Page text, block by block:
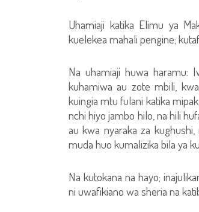
Uhamiaji katika Elimu ya
kuelekea mahali pengine;
Na uhamiaji huwa haramu:
kuhamiwa au zote mbili,
kuingia mtu fulani katika
nchi hiyo jambo hilo, na hili
au kwa nyaraka za
muda huo kumalizika bila ya
Na kutokana na hayo;
ni uwafikiano wa sheria na